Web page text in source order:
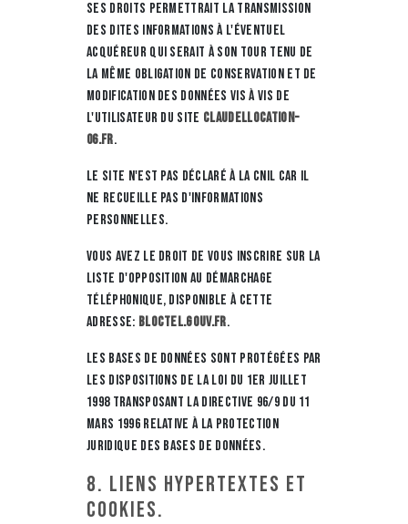
ses droits permettrait la transmission
des dites informations à l'éventuel
acquéreur qui serait à son tour tenu de
la même obligation de conservation et de
modification des données vis à vis de
l'utilisateur du site claudellocation-
06.fr.
Le site n'est pas déclaré à la CNIL car il
ne recueille pas d'informations
personnelles.
Vous avez le droit de vous inscrire sur la
liste d'opposition au démarchage
téléphonique, disponible à cette
adresse: Bloctel.gouv.fr.
Les bases de données sont protégées par
les dispositions de la loi du 1er juillet
1998 transposant la directive 96/9 du 11
mars 1996 relative à la protection
juridique des bases de données.
8. Liens hypertextes et
cookies.